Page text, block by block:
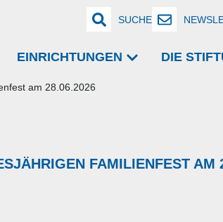
SUCHE
EINRICHTUNGEN DIE
am 28.06.2026
FAMILIENFEST AM